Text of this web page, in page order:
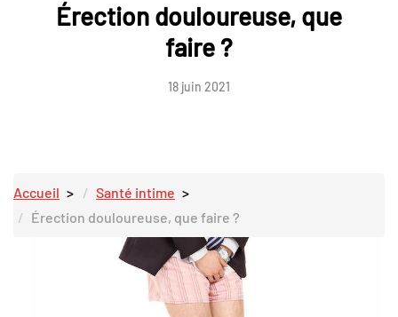
Érection douloureuse, que
faire ?
18 juin 2021
Accueil
Santé intime
Érection douloureuse, que faire ?